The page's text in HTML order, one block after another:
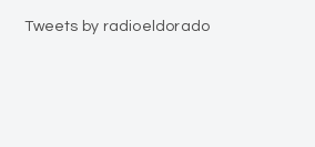
Tweets by radioeldorado